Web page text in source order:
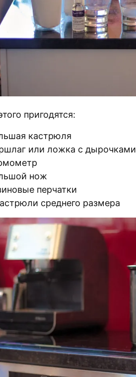
пригодятся:
кастрюля
или ложка с дырочками
нож
перчатки
среднего размера